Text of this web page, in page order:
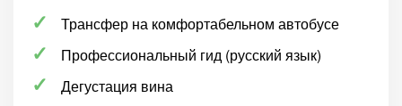
Трансфер на комфортабельном автобусе
Профессиональный гид (русский язык)
Дегустация вина